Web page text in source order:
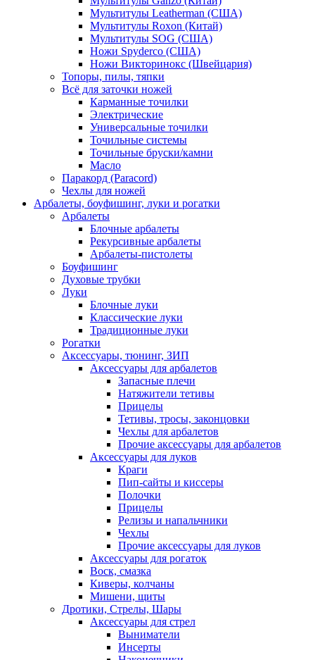
Мультитулы Leatherman (США)
Мультитулы Roxon (Китай)
Мультитулы SOG (США)
Ножи Spyderco (США)
Ножи Викторинокс (Швейцария)
Топоры, пилы, тяпки
Всё для заточки ножей
Карманные точилки
Электрические
Универсальные точилки
Точильные системы
Точильные бруски/камни
Масло
Паракорд (Paracord)
Чехлы для ножей
Арбалеты, боуфишинг, луки и рогатки
Арбалеты
Блочные арбалеты
Рекурсивные арбалеты
Арбалеты-пистолеты
Боуфишинг
Духовые трубки
Луки
Блочные луки
Классические луки
Традиционные луки
Рогатки
Аксессуары, тюнинг, ЗИП
Аксессуары для арбалетов
Запасные плечи
Натяжители тетивы
Прицелы
Тетивы, тросы, законцовки
Чехлы для арбалетов
Прочие аксессуары для арбалетов
Аксессуары для луков
Краги
Пип-сайты и киссеры
Полочки
Прицелы
Релизы и напальчники
Чехлы
Прочие аксессуары для луков
Аксессуары для рогаток
Воск, смазка
Киверы, колчаны
Мишени, щиты
Дротики, Стрелы, Шары
Аксессуары для стрел
Выниматели
Инсерты